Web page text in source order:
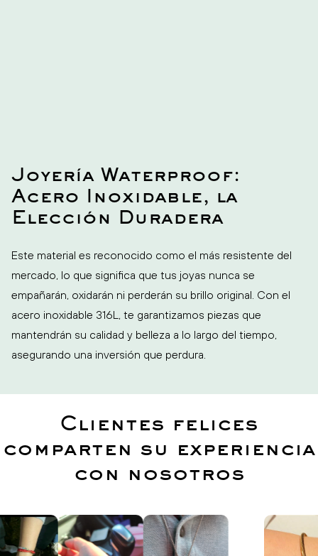
Joyería Waterproof:
Acero Inoxidable, la
Elección Duradera
Este material es reconocido como el más resistente del
mercado, lo que significa que tus joyas nunca se
empañarán, oxidarán ni perderán su brillo original. Con el
acero inoxidable 316L, te garantizamos piezas que
mantendrán su calidad y belleza a lo largo del tiempo,
asegurando una inversión que perdura.
Clientes felices
comparten su experiencia
con nosotros